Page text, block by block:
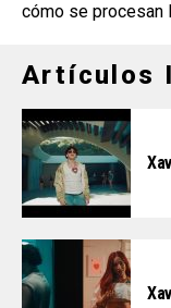
cómo se procesan
Artículos